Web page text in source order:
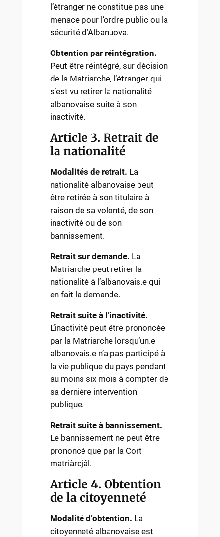
l’étranger ne constitue pas une
menace pour l’ordre public ou la
sécurité d’Albanuova.
Obtention par réintégration.
Peut être réintégré, sur décision
de la Matriarche, l’étranger qui
s’est vu retirer la nationalité
albanovaise suite à son
inactivité.
Article 3. Retrait de
la nationalité
Modalités de retrait. La
nationalité albanovaise peut
être retirée à son titulaire à
raison de sa volonté, de son
inactivité ou de son
bannissement.
Retrait sur demande. La
Matriarche peut retirer la
nationalité à l’albanovais.e qui
en fait la demande.
Retrait suite à l’inactivité.
L’inactivité peut être prononcée
par la Matriarche lorsqu’un.e
albanovais.e n’a pas participé à
la vie publique du pays pendant
au moins six mois à compter de
sa dernière intervention
publique.
Retrait suite à bannissement.
Le bannissement ne peut être
prononcé que par la Cort
matriàrcjâl.
Article 4. Obtention
de la citoyenneté
Modalité d’obtention. La
citoyenneté albanovaise est